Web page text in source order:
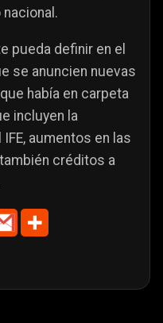
pueda definir en el
se anuncien nuevas
había en carpeta
incluyen la
aumentos en las
créditos a